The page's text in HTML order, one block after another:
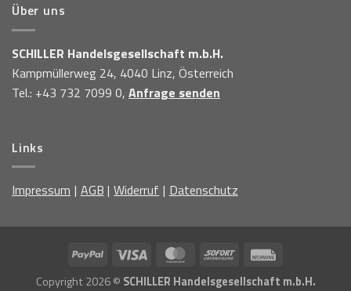
Über uns
SCHILLER Handelsgesellschaft m.b.H.
Kampmüllerweg 24, 4040 Linz, Österreich
Tel.: +43 732 7099 0, Anfrage senden
Links
Impressum AGB Widerruf Datenschutz
Copyright 2026 © SCHILLER Handelsgesellschaft m.b.H.